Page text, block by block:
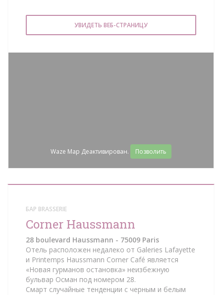
УВИДЕТЬ ВЕБ-СТРАНИЦУ
Waze Map Деактивирован. Позволить
БАР BRASSERIE
Corner Haussmann
28 boulevard Haussmann - 75009 Paris
Отель расположен недалеко от Galeries Lafayette
и Printemps Haussmann Corner Café является
«Новая гурманов остановка» неизбежную
бульвар Осман под номером 28.
Смарт случайные тенденции с черным и белым